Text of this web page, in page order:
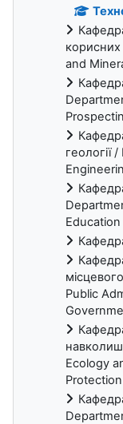
and
Education
Public
Ecology
Protection